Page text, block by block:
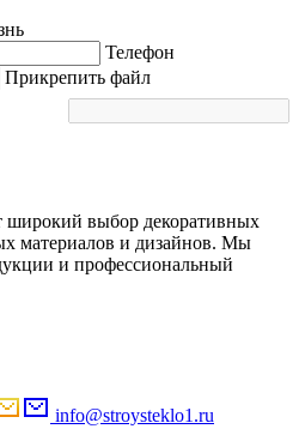
Телефон
Прикрепить файл
широкий выбор декоративных
материалов и дизайнов. Мы
и профессиональный
info@stroysteklo1.ru